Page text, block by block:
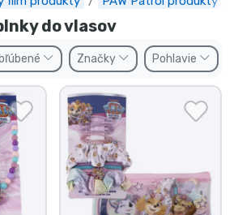
do vlasov
Značky Pohlavie
série
filmov